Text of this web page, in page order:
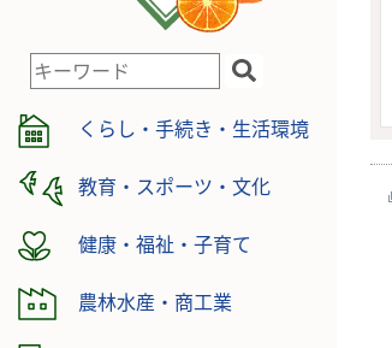
検
キ
ー
ワ
ド
くらし・手続き・生活環境
教育・スポーツ・文化
健康・福祉・子育て
農林水産・商工業